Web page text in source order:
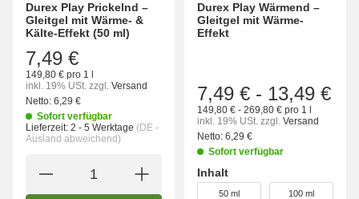
Durex Play Prickelnd –
Gleitgel mit Wärme- &
Kälte-Effekt (50 ml)
7,49 €
149,80 € pro 1 l
inkl. 19% USt. zzgl. Versand
Netto: 6,29 €
Sofort verfügbar
Lieferzeit: 2 - 5 Werktage (DE -
Ausland abweichend)
Durex Play Wärmend –
Gleitgel mit Wärme-
Effekt
7,49 € - 13,49 €
149,80 € - 269,80 € pro 1 l
inkl. 19% USt. zzgl. Versand
Netto: 6,29 €
Sofort verfügbar
Inhalt
wählen
50 ml 100 ml